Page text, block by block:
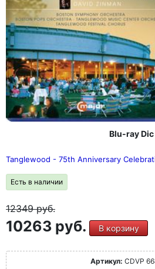
Blu-ray Dic
Tanglewood - 75th Anniversary
Есть в наличии
12349руб.
10263 руб. В корзину
Артикул: CDVP